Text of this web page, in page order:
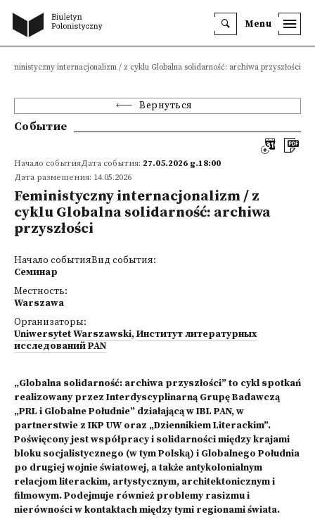
Menu
Feministyczny internacjonalizm / z cyklu Globalna solidarność: archiwa przyszłości
Вернуться
Событие
Начало событияДата события: 27.05.2026 g.18:00
Дата размещения: 14.05.2026
Feministyczny internacjonalizm / z
cyklu Globalna solidarność: archiwa
przyszłości
Начало событияВид события:
Семинар
Местность:
Warszawa
Организаторы:
Uniwersytet Warszawski, Институт литературных
исследований PAN
„Globalna solidarność: archiwa przyszłości” to cykl spotkań
realizowany przez Interdyscyplinarną Grupę Badawczą
„PRL i Globalne Południe” działającą w IBL PAN, w
partnerstwie z IKP UW oraz „Dziennikiem Literackim”.
Poświęcony jest współpracy i solidarności między krajami
bloku socjalistycznego (w tym Polską) i Globalnego Południa
po drugiej wojnie światowej, a także antykolonialnym
relacjom literackim, artystycznym, architektonicznym i
filmowym. Podejmuje również problemy rasizmu i
nierówności w kontaktach między tymi regionami świata.